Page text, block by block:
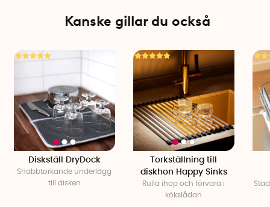
Sugrörshållare djup: 1,2 cm
OBS! Passar inte PET-flaskor.
Kanske gillar du också
Diskställ DryDock
Snabbtorkande underlägg
till disken
Torkställning till
diskhon Happy Sinks
Rulla ihop och förvara i
kökslådan